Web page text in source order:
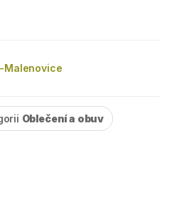
Malenovice
Oblečení a obuv